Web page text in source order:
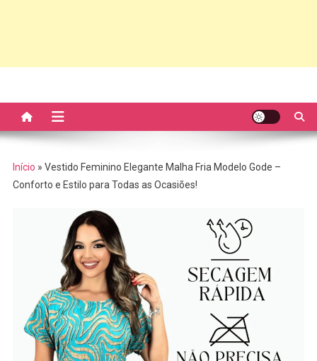
Início » Vestido Feminino Elegante Malha Fria Modelo Gode –
Conforto e Estilo para Todas as Ocasiões!